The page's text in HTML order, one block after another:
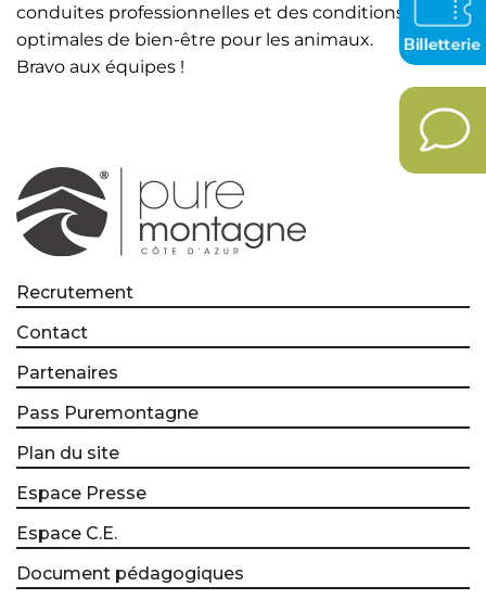
conduites professionnelles et des conditions
optimales de bien-être pour les animaux.
Bravo aux équipes !
Recrutement
Contact
Partenaires
Pass Puremontagne
Plan du site
Espace Presse
Espace C.E.
Document pédagogiques